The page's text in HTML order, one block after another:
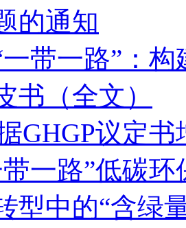
的通知
一带一路”：
书（全文）
GHGP议定
一路”低碳环
型中的“含绿